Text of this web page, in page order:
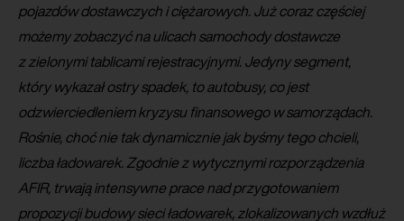
pojazdów dostawczych i ciężarowych. Już coraz częściej
możemy zobaczyć na ulicach samochody dostawcze
z zielonymi tablicami rejestracyjnymi. Jedyny segment,
który wykazał ostry spadek, to autobusy, co jest
odzwierciedleniem kryzysu finansowego w samorządach.
Rośnie, choć nie tak dynamicznie jak byśmy tego chcieli,
liczba ładowarek. Zgodnie z wytycznymi rozporządzenia
AFIR, trwają intensywne prace nad przygotowaniem
propozycji budowy sieci ładowarek, zlokalizowanych wzdłuż